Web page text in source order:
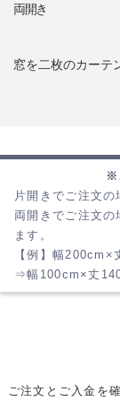
両開き
窓を二枚のカーテ
※
片開きでご注文の
両開きでご注文の
ます。
【例】幅
⇒幅100cm×丈
ご注文とご入金を